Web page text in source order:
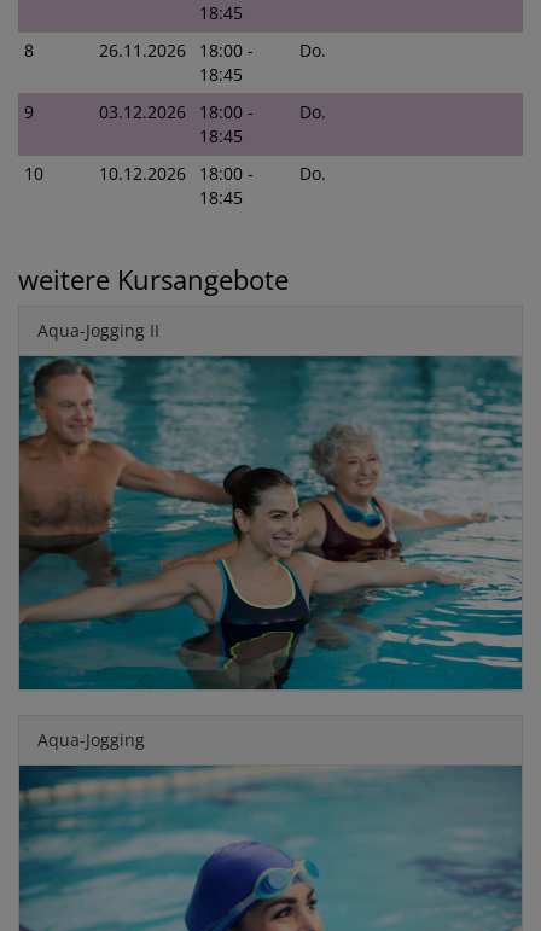
18:45
8
26.11.2026
18:00 -
18:45
Do.
9 03.12.2026
18:00 -
18:45
Do.
10 10.12.2026
18:00 -
18:45
Do.
weitere Kursangebote
Aqua-Jogging II
Aqua-Jogging